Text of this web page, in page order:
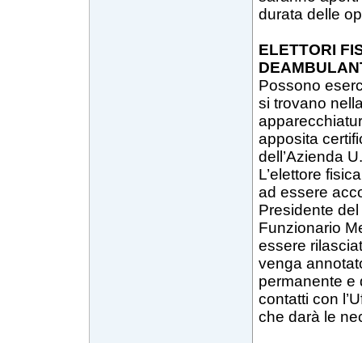
durata delle
ELETTORI
Possono
si trovano
apposita
dell’Azienda
L’elettore
ad essere
Presidente
Funzionario
essere
venga
permanente e
contatti con
che darà le